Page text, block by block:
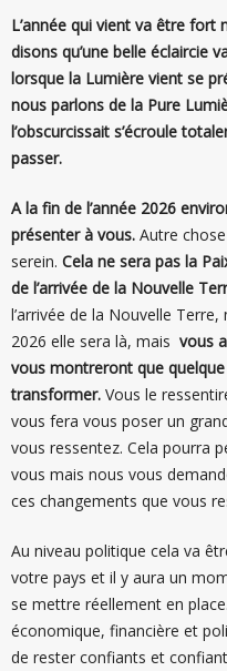
L’année qui vient va être
disons qu’une belle éclaircie
lorsque la Lumière vient se
nous parlons de la Pure
l’obscurcissait s’écroule
passer.
A la fin de l’année 2026
présenter à vous. Autre
serein. Cela ne sera pas la
de l’arrivée de la Nouvelle
l’arrivée de la Nouvelle
2026 elle sera là, mais vous
vous montreront que
transformer. Vous le
vous fera vous poser un
vous ressentez. Cela pourra
vous mais nous vous
ces changements que vous
Au niveau politique cela va
votre pays et il y aura un
se mettre réellement en
économique, financière et
de rester confiants et